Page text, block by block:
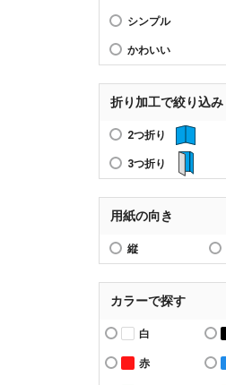
シンプル
かわいい
折り加工で絞り込み
2つ折り
3つ折り
用紙の向き
縦
カラーで探す
白
赤